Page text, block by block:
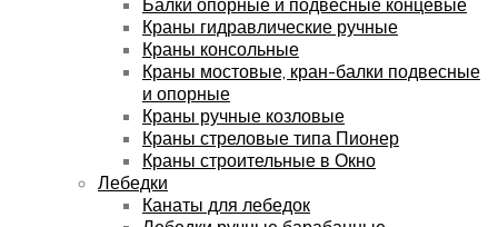
Краны гидравлические ручные
Краны консольные
Краны мостовые, кран-балки подвесные
и опорные
Краны ручные козловые
Краны стреловые типа Пионер
Краны строительные в Окно
Лебедки
Канаты для лебедок